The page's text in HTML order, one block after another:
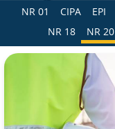
NR 01 CIPA EPI
NR 18
NR 20